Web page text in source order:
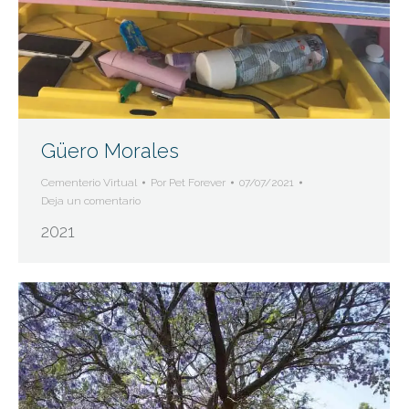
Güero Morales
Cementerio Virtual Por Pet Forever
07/07/2021
Deja un comentario
2021